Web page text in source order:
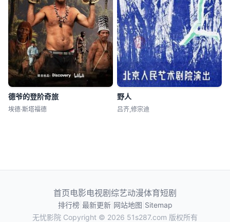
德爷的登阶奇旅
埃德·斯塔福德
野人
吕齐,修宗迪
首页电影电视剧 综艺动漫体育短剧
排行榜| 最新更新| 网站地图 Sitemap
无忧影院 Copyright © 2026 51s287.com 版权所有